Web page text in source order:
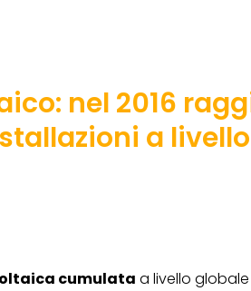
nel 2016
a
cumulata a livello